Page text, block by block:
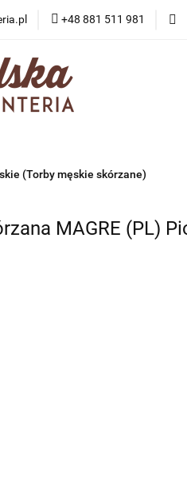
+48 881 511 981
KATEGORIE NOWOŚCI
PORADY I AKTUALNOŚCI
(Torby męskie skórzane)
MAGRE (PL)